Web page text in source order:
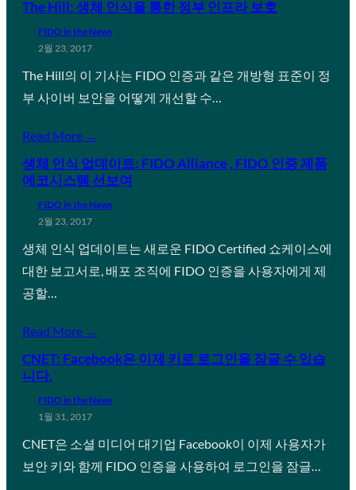
The Hill: 생체 인식을 통한 정부 인프라 보호
FIDO in the News
2월 23, 2017
The Hill의 이 기사는 FIDO 인증과 같은 개방형 표준이 정
부 사이버 보안을 어떻게 개선할 수…
Read More →
생체 인식 업데이트: FIDO Alliance , FIDO 인증 제품
에코시스템 선보여
FIDO in the News
2월 23, 2017
생체 인식 업데이트는 새로운 FIDO Certified 쇼케이스에
대한 보고서로, 배포 조직에 FIDO 인증을 사용자에게 제
공할…
Read More →
CNET: Facebook은 이제 키로 로그인을 잠글 수 있습
니다.
FIDO in the News
1월 31, 2017
CNET은 소셜 미디어 대기업 Facebook이 이제 사용자가
보안 키와 함께 FIDO 인증을 사용하여 로그인을 잠글…